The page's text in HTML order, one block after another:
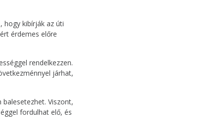
hogy kibírják az úti
érdemes előre
rendelkezzen.
járhat,
Viszont,
fordulhat elő, és